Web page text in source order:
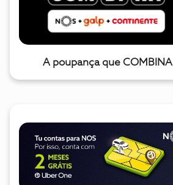
A poupança que COMBINA